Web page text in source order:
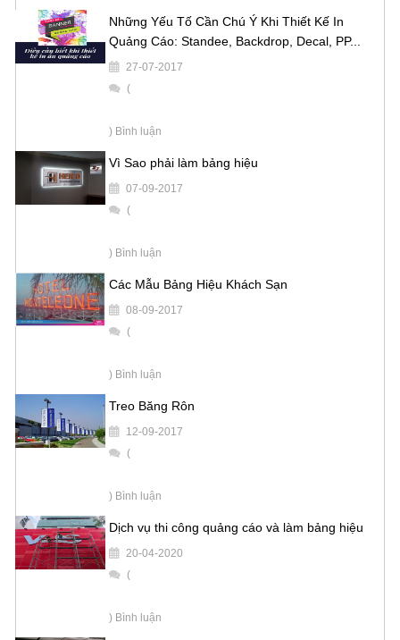
Những Yếu Tố Cần Chú Ý Khi Thiết Kế In
Quảng Cáo: Standee, Backdrop, Decal, PP...
27-07-2017
(
) Bình luận
Vì Sao phải làm bảng hiệu
07-09-2017
(
) Bình luận
Các Mẫu Bảng Hiệu Khách Sạn
08-09-2017
(
) Bình luận
Treo Băng Rôn
12-09-2017
(
) Bình luận
Dịch vụ thi công quảng cáo và làm bảng hiệu
20-04-2020
(
) Bình luận